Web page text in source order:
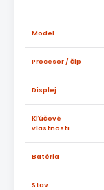
Model
Procesor / čip
Displej
Kľúčové
vlastnosti
Batéria
Stav